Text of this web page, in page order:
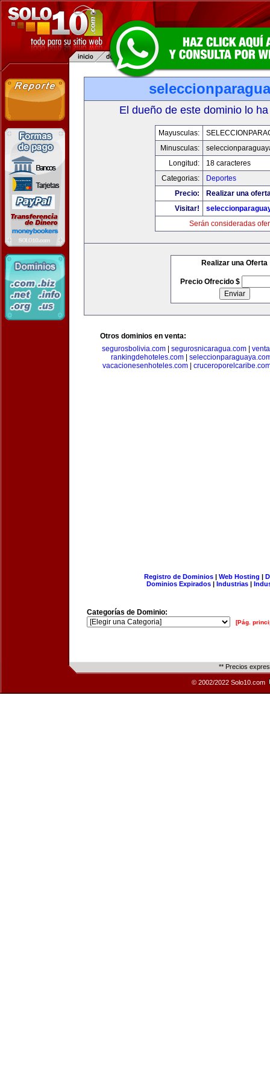
El dueño de este dominio lo
Mayusculas:
Minusculas:
Longitud:
18 caracteres
Categorias:
Deportes
Precio:
Realizar una
Visitar!
Serán consideradas
Realizar una Oferta
Precio Ofrecido $
Otros dominios en venta:
segurosbolivia.com| segurosnicaragua.com|
rankingdehoteles.com|
vacacionesenhoteles.com
Registro de Dominios| Web Hosting |
Dominios Expirados | Industrias |
Categorías de Dominio:
[Pág.
** Precios
© 2002/2022 Solo10.com